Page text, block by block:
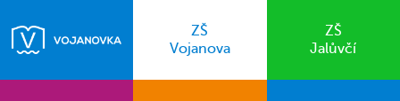
ZŠ
Vojanova
ZŠ
Jalůvčí